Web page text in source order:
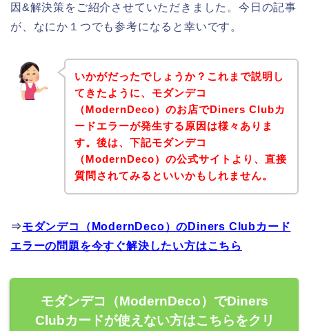
因&解決策をご紹介させていただきました。今日の記事
が、なにか１つでも参考になると幸いです。
いかがだったでしょうか？これまで説明し
てきたように、モダンデコ
（ModernDeco）のお店でDiners Clubカ
ードエラーが発生する原因は様々ありま
す。後は、下記モダンデコ
（ModernDeco）の公式サイトより、直接
質問されてみるといいかもしれません。
⇒モダンデコ（ModernDeco）のDiners Clubカード
エラーの問題を今すぐ解決したい方はこちら
モダンデコ（ModernDeco）でDiners
Clubカードが使えない方はこちらをクリ